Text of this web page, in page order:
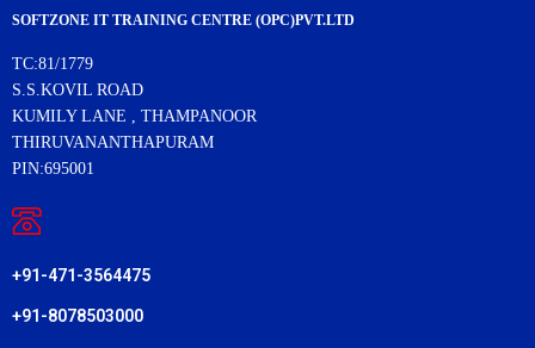
SOFTZONE IT TRAINING CENTRE (OPC)PVT.LTD
TC:81/1779
S.S.KOVIL ROAD
KUMILY LANE , THAMPANOOR
THIRUVANANTHAPURAM
PIN:695001
+91-471-3564475
+91-8078503000